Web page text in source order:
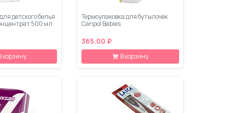
детского белья
500 мл
корзину
Термоупаковка для бутылочек
Canpol Babies
365.00 ₽
В корзину